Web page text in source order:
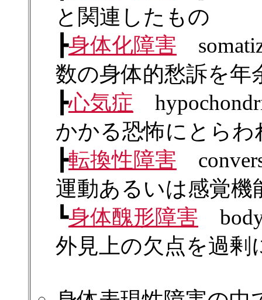
と関連したもの
┣身体化障害
数の身体的愁訴を
┣心気症
かかる恐怖にとら
┣転換性障害
運動あるいは感覚
┗身体醜形障害 body
外見上の欠点を過剰